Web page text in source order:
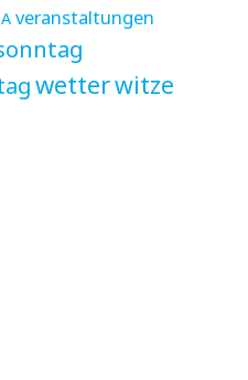
veranstaltungen
wetterwitze